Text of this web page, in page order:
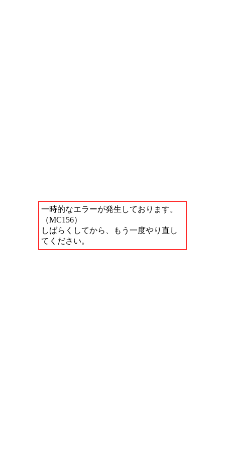
一時的なエラーが発生しております。
（MC156）
しばらくしてから、もう一度やり直し
てください。